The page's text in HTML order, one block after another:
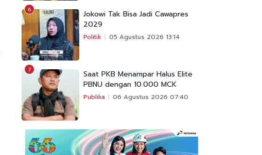
6
Jokowi Tak Bisa Jadi Cawapres
2029
Politik 05 Agustus 2026 13:14
7
Saat PKB Menampar Halus Elite
PBNU dengan 10.000 MCK
Publika 06 Agustus 2026 07:40